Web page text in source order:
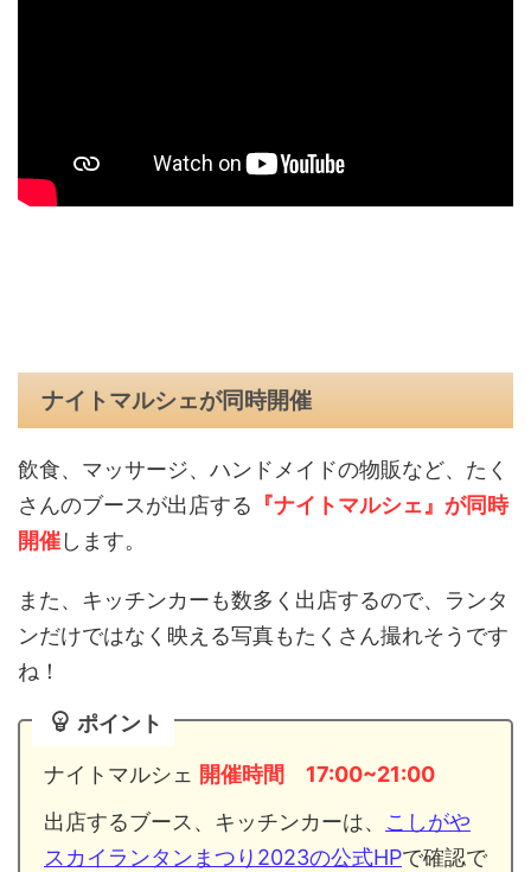
ナイトマルシェが同時開催
飲食、マッサージ、ハンドメイドの物販など、たく
さんのブースが出店する 『ナイトマルシェ』が同時
開催します。
また、キッチンカーも数多く出店するので、ランタ
ンだけではなく映える写真もたくさん撮れそうです
ね！
ポイント
ナイトマルシェ 開催時間 17:00~21:00
出店するブース、キッチンカーは、 こしがや
スカイランタンまつり2023の公式HPで確認で